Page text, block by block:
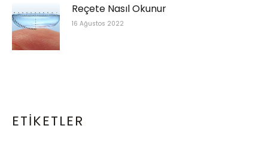
Reçete Nasıl Okunur
16 Ağustos 2022
ETIKETLER